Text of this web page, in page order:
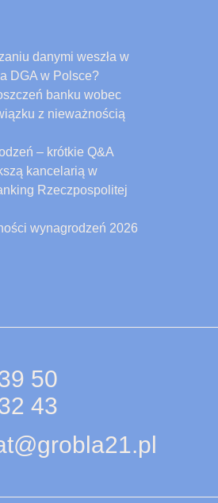
danymi weszła w
DGA w Polsce?
banku wobec
z nieważnością
– krótkie Q&A
kancelarią w
Rzeczpospolitej
wynagrodzeń 2026
50
43